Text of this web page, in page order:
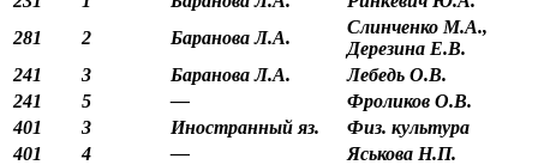
281
2 Баранова Л.А.
Слинченко М.А.,
Дерезина Е.В.
241
3 Баранова Л.А.
Лебедь О.В.
241
5 —
Фроликов О.В.
401
3 Иностранный яз.
Физ. культура
401
4 —
Яськова Н.П.